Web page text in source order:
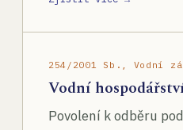
254/2001 Sb., Vodní
Vodní
Povolení k odběru